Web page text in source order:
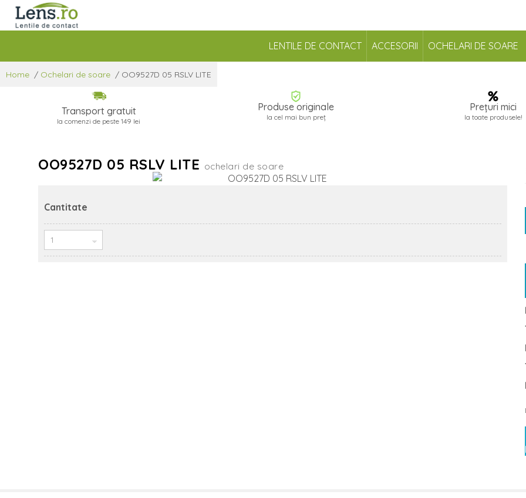
LENTILE DE CONTACT ACCESORII OCHELARI DE SOARE
Home / Ochelari de soare / OO9527D 05 RSLV LITE
Transport gratuit
la comenzi de peste 149 lei
Produse originale
la cel mai bun preț
Prețuri mici
la toate produsele!
OO9527D 05 RSLV LITE ochelari de soare
Cantitate